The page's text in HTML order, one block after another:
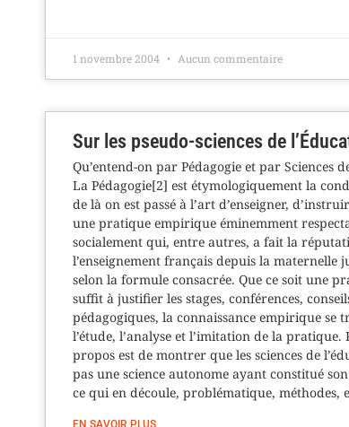
1 novembre 2004 Aucun commentaire
Sur les pseudo-sciences de
Qu’entend-on par Pédagogie et par Sciences
La Pédagogie[2] est étymologiquement la
de là on est passé à l’art d’enseigner,
une pratique empirique éminemment
socialement qui, entre autres, a fait la
l’enseignement français depuis la maternelle
selon la formule consacrée. Que ce soit une
suffit à justifier les stages, conférences,
pédagogiques, la connaissance empirique se
l’étude, l’analyse et l’imitation de la
propos est de montrer que les sciences de
pas une science autonome ayant constitué
ce qui en découle, problématique, méthodes,
EN SAVOIR PLUS